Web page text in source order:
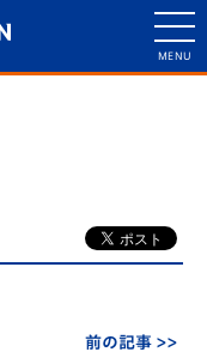
前の記事 >>